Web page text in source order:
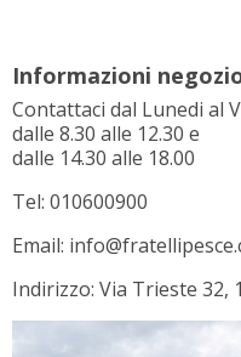
Informazioni
Contattaci dal Lunedi al
dalle 8.30 alle 12.30 e
dalle 14.30 alle 18.00
Tel: 010600900
Email:
Indirizzo: Via Trieste 32,